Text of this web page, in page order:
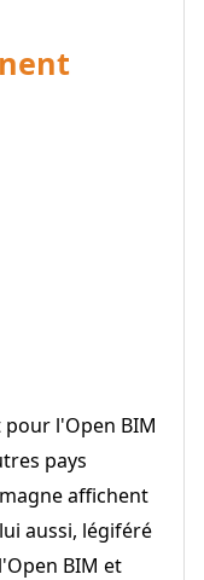
l'Open BIM
pays
affichent
aussi, légiféré
BIM et